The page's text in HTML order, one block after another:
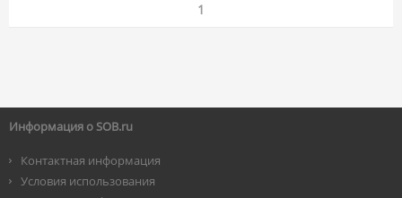
1
Информация о SOB.ru
Контактная информация
Условия использования